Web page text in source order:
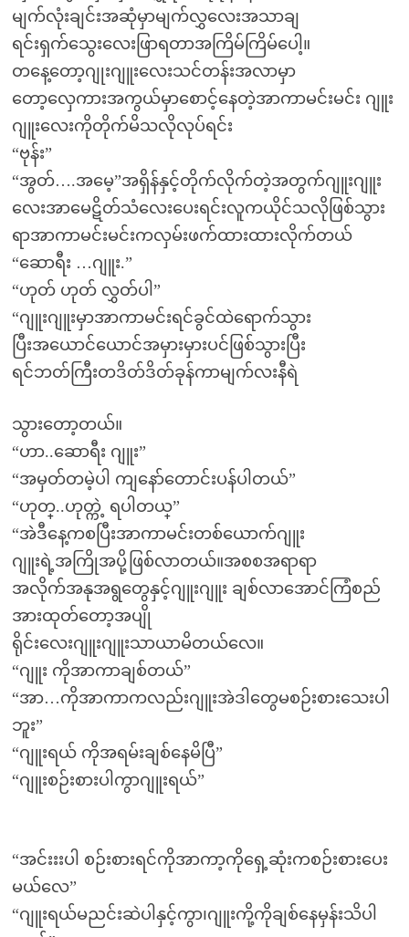
မျက်လုံးချင်းအဆုံမှာမျက်လွှလေးအသာချ
ရင်းရှက်သွေးလေးဖြာရတာအကြိမ်ကြိမ်ပေါ့။
တနေ့တော့ဂျုးဂျူးလေးသင်တန်းအလာမှာ
တော့လှေကားအကွယ်မှာစောင့်နေတဲ့အာကာမင်းမင်း ဂျူး
ဂျူးလေးကိုတိုက်မိသလိုလုပ်ရင်း
“ဗုန်း”
“အွတ်….အမေ့”အရှိန်နှင့်တိုက်လိုက်တဲ့အတွက်ဂျူးဂျူး
လေးအာမေဋိတ်သံလေးပေးရင်းလူကယိုင်သလိုဖြစ်သွား
ရာအာကာမင်းမင်းကလှမ်းဖက်ထားထားလိုက်တယ်
“ဆောရီး …ဂျူး.”
“ဟုတ် ဟုတ် လွှတ်ပါ”
“ဂျူးဂျူးမှာအာကာမင်းရင်ခွင်ထဲရောက်သွား
ပြီးအယောင်ယောင်အမှားမှားပင်ဖြစ်သွားပြီး
ရင်ဘတ်ကြီးတဒိတ်ဒိတ်ခုန်ကာမျက်လးနီရဲ
သွားတော့တယ်။
“ဟာ..ဆောရီး ဂျူး”
“အမှတ်တမဲ့ပါ ကျနော်တောင်းပန်ပါတယ်”
“ဟုတ္..ဟုတ္ကဲ့ ရပါတယ္”
“အဲဒီနေ့ကစပြီးအာကာမင်းတစ်ယောက်ဂျူး
ဂျူးရဲ့အကြိုအပို့ဖြစ်လာတယ်။အစစအရာရာ
အလိုက်အနုအရွတွေနှင့်ဂျူးဂျူး ချစ်လာအောင်ကြံစည်
အားထုတ်တော့အပျို
ရိုင်းလေးဂျူးဂျူးသာယာမိတယ်လေ။
“ဂျူး ကိုအာကာချစ်တယ်”
“အာ…ကိုအာကာကလည်းဂျူးအဲဒါတွေမစဉ်းစားသေးပါ
ဘူး”
“ဂျူးရယ် ကိုအရမ်းချစ်နေမိပြီ”
“ဂျူးစဉ်းစားပါကွာဂျူးရယ်”
“အင်းးးပါ စဉ်းစားရင်ကိုအာကာ့ကိုရှေ့ဆုံးကစဉ်းစားပေး
မယ်လေ”
“ဂျူးရယ်မညင်းဆဲပါနှင့်ကွာ၊ဂျူးကို့ကိုချစ်နေမှန်းသိပါ